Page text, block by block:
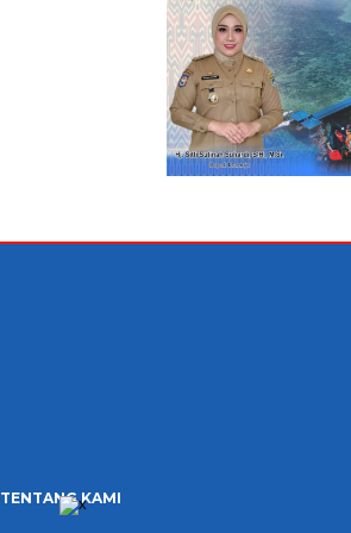
TENTANG KAMI